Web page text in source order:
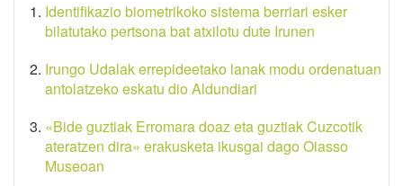
Identifikazio biometrikoko sistema berriari esker
bilatutako pertsona bat atxilotu dute Irunen
Irungo Udalak errepideetako lanak modu ordenatuan
antolatzeko eskatu dio Aldundiari
«Bide guztiak Erromara doaz eta guztiak Cuzcotik
ateratzen dira» erakusketa ikusgai dago Oiasso
Museoan